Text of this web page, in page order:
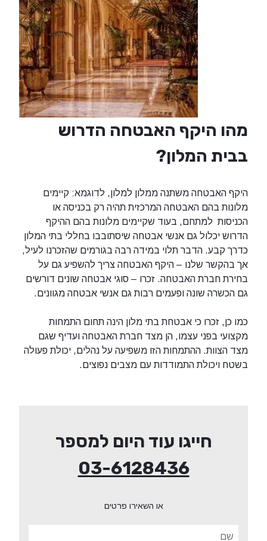
מהו היקף האבטחה הדרוש
בבית המלון?
היקף האבטחה משתנה ממלון למלון, לדוגמא: קיימים
מלונות בהם האבטחה המרכזית תהיה רק בכניסה או
הכניסות למתחם, בעוד שקיימים מלונות בהם ההיקף
הדרוש יכלול גם אנשי אבטחה שיסתובבו בחללי בתי המלון
כדרך קבע. הדבר תלוי במידה רבה בגורמים שהזכרנו לעיל,
אך בהקשר שלנו – היקף האבטחה צריך להשפיע גם על
בחירת חברת האבטחה. זכרו – סוגי אבטחה שונים דורשים
גם הכשרה שונה ופעמים רבות גם אנשי אבטחה מגוונים.
כמו כן, זכרו כי אבטחת בתי מלון הינה תחום התמחות
מקצועי בפני עצמו, הן מצד חברת האבטחה ועדיף שגם
מצד הצוות. ההתמחות הזו משפיעה על נהלים, יכולת פעולה
בשטח ויכולת התמודדות עם מצבים נפוצים.
חייגו עוד היום למספר
03-6128436
או השאירו פרטים